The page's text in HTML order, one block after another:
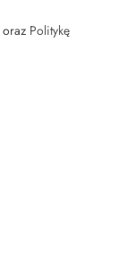
oraz Politykę